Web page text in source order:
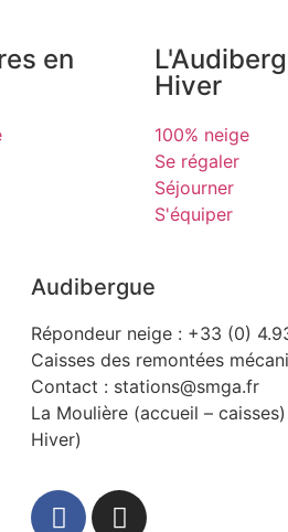
en
Hiver
100% neige
Se régaler
Séjourner
S'équiper
Audibergue
Répondeur neige : +33 (0)
Caisses des remontées
Contact : stations@smga.fr
La Moulière (accueil –
Hiver)